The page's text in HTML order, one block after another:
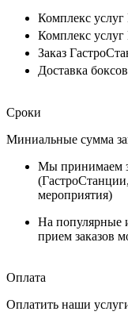
Комплекс
Комплекс
Заказ
Доставка
Сроки
Миниальные сумма
Мы принимаем
мероприятия)
На популярные
прием заказов
Оплата
Оплатить наши